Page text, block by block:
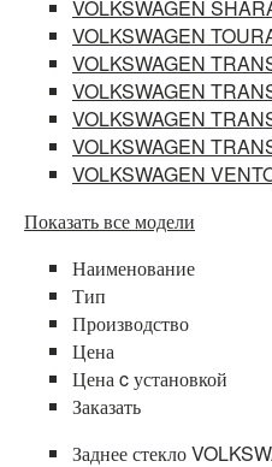
VOLKSWAGEN
VOLKSWAGEN
VOLKSWAGEN
VOLKSWAGEN
VOLKSWAGEN
VOLKSWAGEN
VOLKSWAGEN
Показать все модели
Наименование
Тип
Производство
Цена
Цена c установкой
Заказать
Заднее стекло